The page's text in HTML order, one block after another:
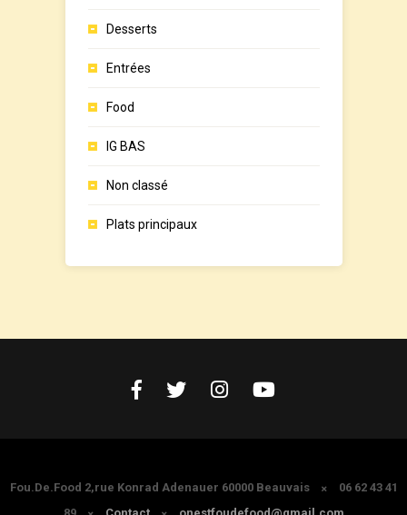
Desserts
Entrées
Food
IG BAS
Non classé
Plats principaux
Fou.De.Food 2,rue Konrad Adenauer 60000 Beauvais
06 62 43 41